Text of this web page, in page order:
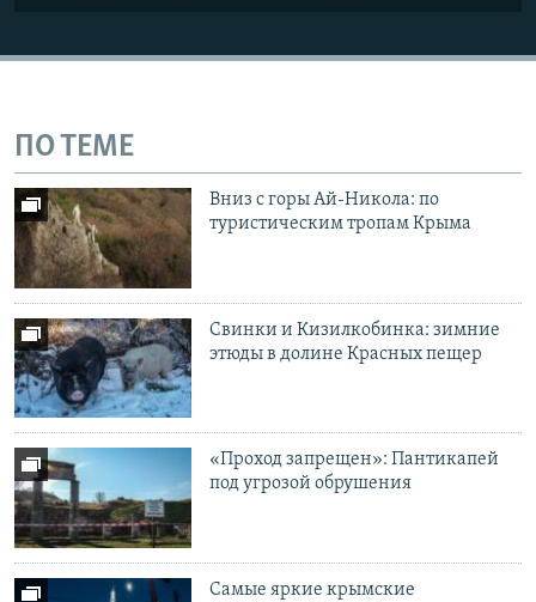
ПО ТЕМЕ
Вниз с горы Ай-Никола: по
туристическим тропам Крыма
Свинки и Кизилкобинка: зимние
этюды в долине Красных пещер
«Проход запрещен»: Пантикапей
под угрозой обрушения
Самые яркие крымские